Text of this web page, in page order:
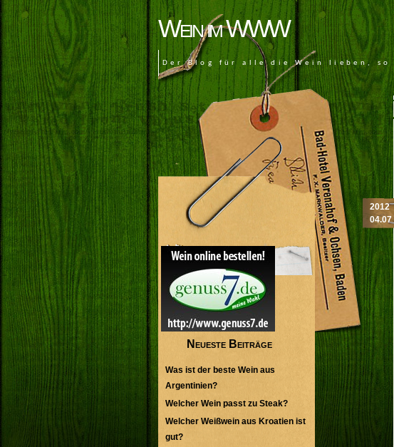
Wein im WWW
Der Blog für alle die Wein lieben, so
2012
04.07
Neueste Beiträge
Was ist der beste Wein aus
Argentinien?
Welcher Wein passt zu Steak?
Welcher Weißwein aus Kroatien ist
gut?